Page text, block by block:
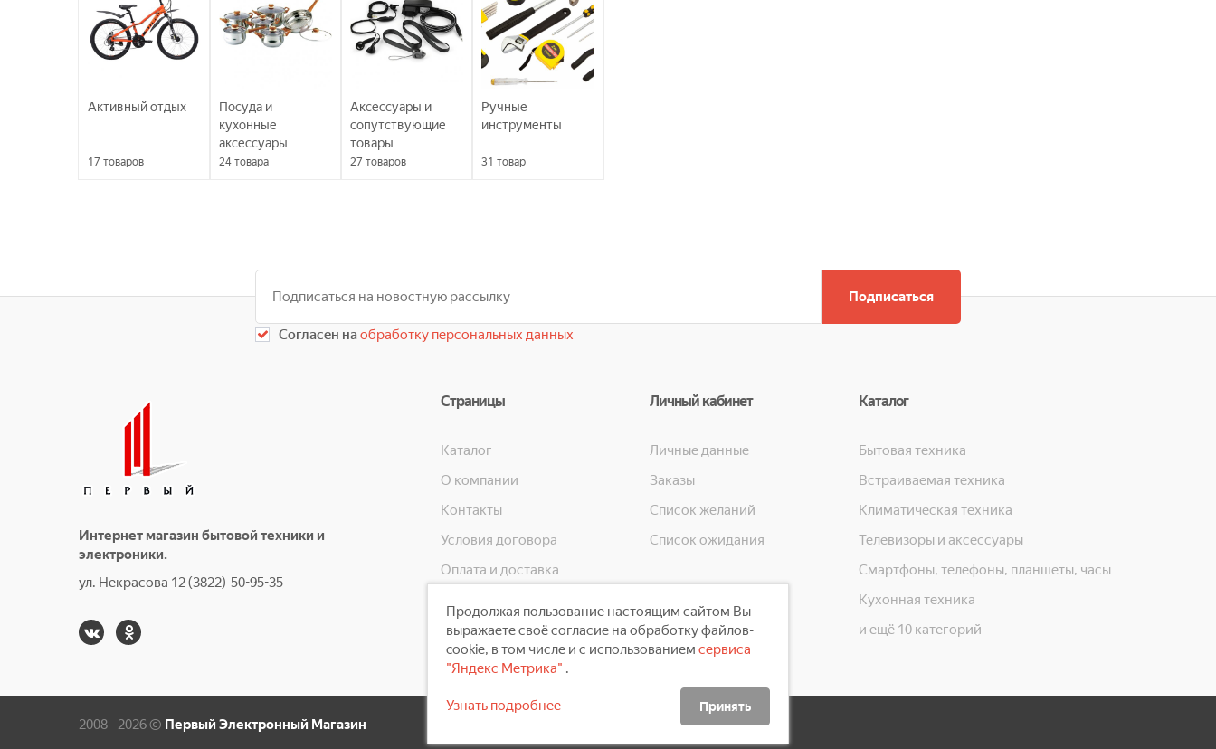
Активный отдых
17 товаров
Посуда и
кухонные
аксессуары
24товара
Аксессуары и
сопутствующие
товары
27 товаров
Ручные
инструменты
31 товар
Подписаться
Согласен наобработку персональных данных
Интернет магазин бытовой техники и
электроники.
ул. Некрасова 12 (3822) 50-95-35
Страницы
Каталог
О компании
Контакты
Условия договора
Оплата и доставка
Скидки
Личный кабинет
Личные данные
Заказы
Список желаний
Список ожидания
Каталог
Бытовая техника
Встраиваемая техника
Климатическая техника
Телевизоры и аксессуары
Смартфоны, телефоны, планшеты, часы
Кухонная техника
и ещё 10 категорий
2008 - 2026 © Первый Электронный Магазин
Продолжая пользование настоящим сайтом Вы
выражаете своё согласие на обработку файлов-
cookie, в том числе и с использованием сервиса
"Яндекс Метрика" .
Узнать подробнее Принять